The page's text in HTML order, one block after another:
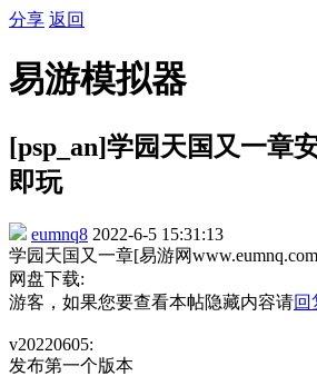
分享 返回
易游模拟器
[psp_an]学园天国又一章
即玩
eumnq8 2022-6-5 15:31:13
学园天国又一章[易游网
网盘下载:
游客，如果您要查看本帖隐藏内容请回
v20220605:
发布第一个版本